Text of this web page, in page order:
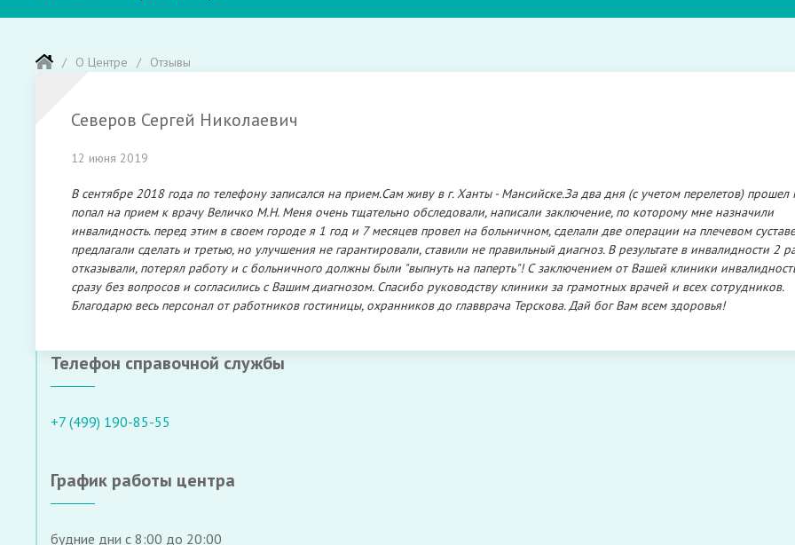
О Центре Отзывы
Северов Сергей Николаевич
12 июня 2019
В сентябре 2018 года по телефону записался на прием.Сам живу в г. Ханты - Мансийске.За два дня (с учетом перелетов) прошел
попал на прием к врачу Величко М.Н. Меня очень тщательно обследовали, написали заключение, по которому мне назначили
инвалидность. перед этим в своем городе я 1 год и 7 месяцев провел на больничном, сделали две операции на плечевом
предлагали сделать и третью, но улучшения не гарантировали, ставили не правильный диагноз. В результате в инвалидности 2
отказывали, потерял работу и с больничного должны были "выпнуть на паперть"! С заключением от Вашей клиники
сразу без вопросов и согласились с Вашим диагнозом. Спасибо руководству клиники за грамотных врачей и всех сотрудников.
Благодарю весь персонал от работников гостиницы, охранников до главврача Терскова. Дай бог Вам всем здоровья!
Телефон справочной службы
+7 (499) 190-85-55
График работы центра
будние дни с 8:00 до 20:00